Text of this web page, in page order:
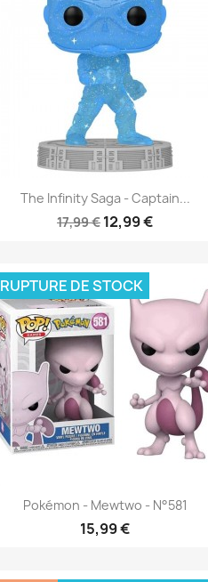
The Infinity Saga - Captain...
17,99 € 12,99 €
Aperçu rapide
Pokémon - Mewtwo - N°581
15,99 €
RUPTURE DE STOCK
Aperçu rapide